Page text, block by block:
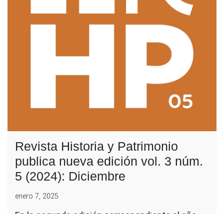
Revista Historia y Patrimonio
publica nueva edición vol. 3 núm.
5 (2024): Diciembre
enero 7, 2025